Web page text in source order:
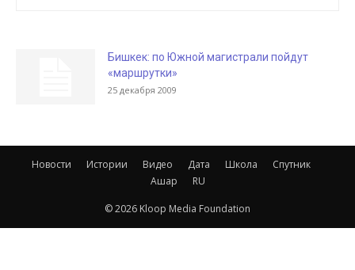
Бишкек: по Южной магистрали пойдут
«маршрутки»
25 декабря 2009
Новости Истории Видео Дата Школа
Спутник
Ашар
RU
© 2026 Kloop Media Foundation